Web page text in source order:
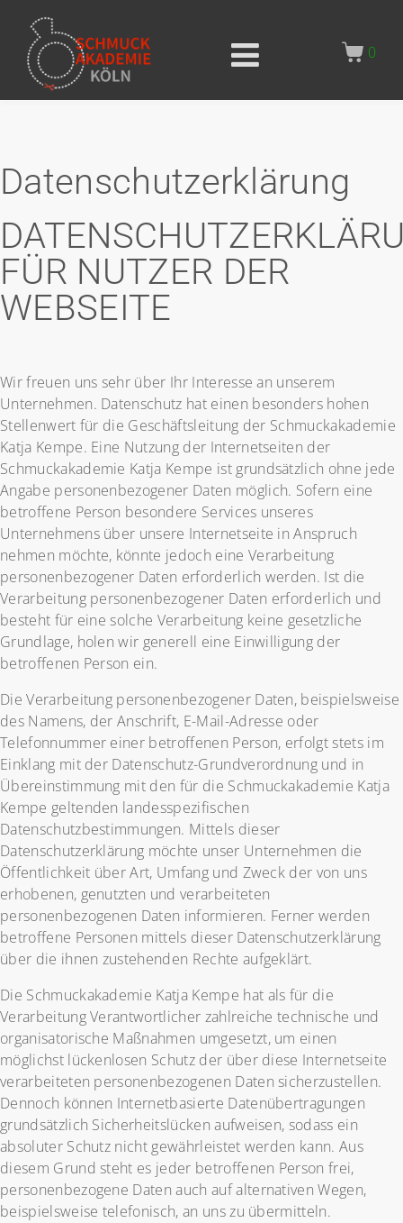
0
Datenschutzerklärung
FÜR NUTZER DER
WEBSEITE
Wir freuen uns sehr über Ihr Interesse an unserem
Unternehmen. Datenschutz hat einen besonders hohen
Stellenwert für die Geschäftsleitung der Schmuckakademie
Katja Kempe. Eine Nutzung der Internetseiten der
Schmuckakademie Katja Kempe ist grundsätzlich ohne jede
Angabe personenbezogener Daten möglich. Sofern eine
betroffene Person besondere Services unseres
Unternehmens über unsere Internetseite in Anspruch
nehmen möchte, könnte jedoch eine Verarbeitung
personenbezogener Daten erforderlich werden. Ist die
Verarbeitung personenbezogener Daten erforderlich und
besteht für eine solche Verarbeitung keine gesetzliche
Grundlage, holen wir generell eine Einwilligung der
betroffenen Person ein.
Die Verarbeitung personenbezogener Daten, beispielsweise
des Namens, der Anschrift, E-Mail-Adresse oder
Telefonnummer einer betroffenen Person, erfolgt stets im
Einklang mit der Datenschutz-Grundverordnung und in
Übereinstimmung mit den für die Schmuckakademie Katja
Kempe geltenden landesspezifischen
Datenschutzbestimmungen. Mittels dieser
Datenschutzerklärung möchte unser Unternehmen die
Öffentlichkeit über Art, Umfang und Zweck der von uns
erhobenen, genutzten und verarbeiteten
personenbezogenen Daten informieren. Ferner werden
betroffene Personen mittels dieser Datenschutzerklärung
über die ihnen zustehenden Rechte aufgeklärt.
Die Schmuckakademie Katja Kempe hat als für die
Verarbeitung Verantwortlicher zahlreiche technische und
organisatorische Maßnahmen umgesetzt, um einen
möglichst lückenlosen Schutz der über diese Internetseite
verarbeiteten personenbezogenen Daten sicherzustellen.
Dennoch können Internetbasierte Datenübertragungen
grundsätzlich Sicherheitslücken aufweisen, sodass ein
absoluter Schutz nicht gewährleistet werden kann. Aus
diesem Grund steht es jeder betroffenen Person frei,
personenbezogene Daten auch auf alternativen Wegen,
beispielsweise telefonisch, an uns zu übermitteln.